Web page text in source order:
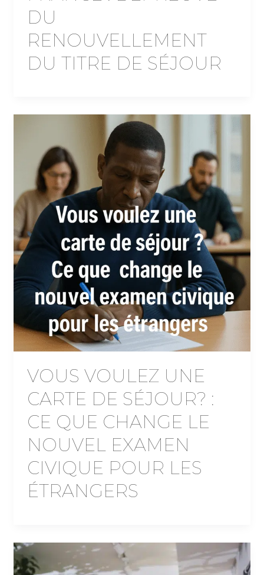
DU
RENOUVELLEMENT
DU TITRE DE SÉJOUR
VOUS VOULEZ UNE
CARTE DE SÉJOUR? :
CE QUE CHANGE LE
NOUVEL EXAMEN
CIVIQUE POUR LES
ÉTRANGERS